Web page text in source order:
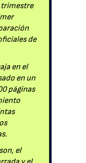
trimestre
de
en el
en un
páginas
el